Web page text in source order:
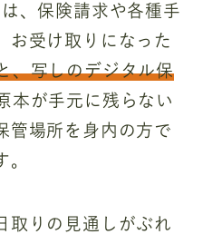
、保険請求や各種手
お受け取りになった
、写しのデジタル保
本が手元に残らない
管場所を身内の方で
取りの見通しがぶれ